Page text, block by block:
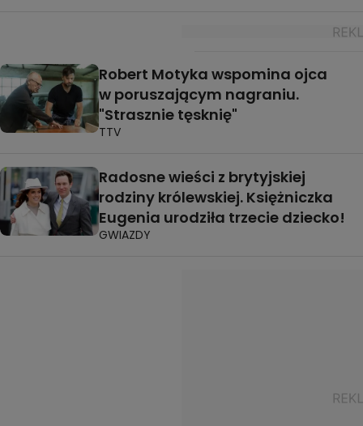
Robert Motyka wspomina ojca
w poruszającym nagraniu.
"Strasznie tęsknię"
TTV
Radosne wieści z brytyjskiej
rodziny królewskiej. Księżniczka
Eugenia urodziła trzecie dziecko!
GWIAZDY